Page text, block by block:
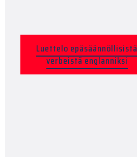
Luettelo epäsäännöllisistä
verbeistä englanniksi